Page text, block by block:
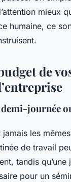
mieux
humaine, ce
de
journée
jamais les
de travail
tandis qu’une
pour un